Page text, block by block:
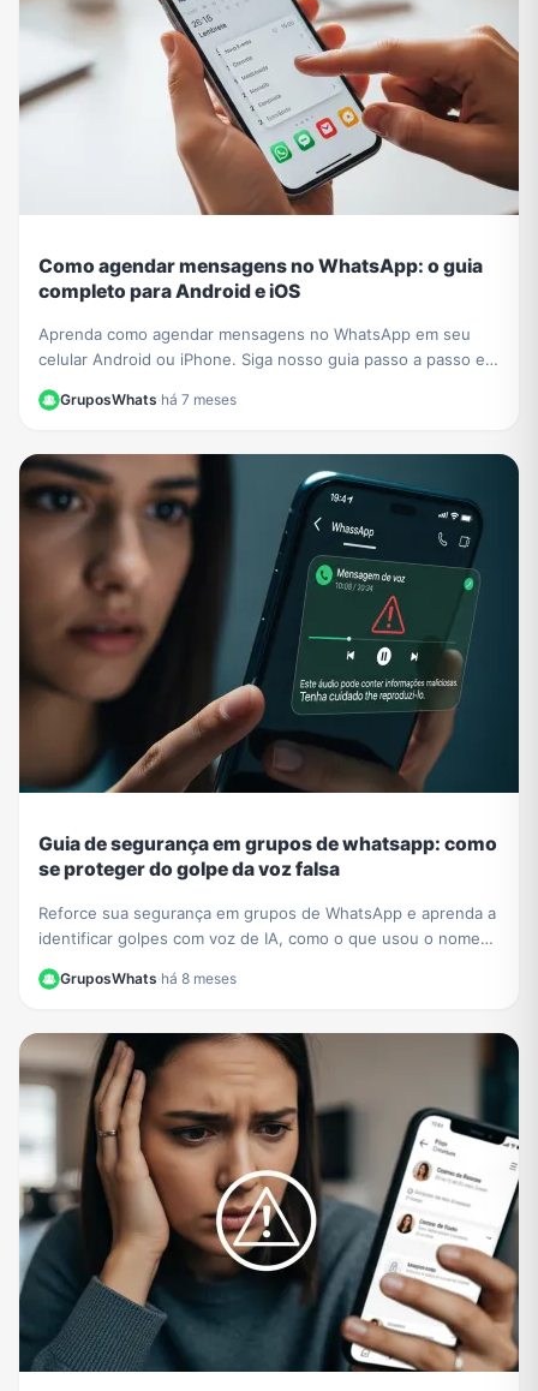
Como agendar mensagens no WhatsApp: o guia
completo para Android e iOS
Aprenda como agendar mensagens no WhatsApp em seu
celular Android ou iPhone. Siga nosso guia passo a passo e
nunca mais se esqueça de um recado importante!
GruposWhats·há 7 meses
Guia de segurança em grupos de whatsapp: como
se proteger do golpe da voz falsa
Reforce sua segurança em grupos de WhatsApp e aprenda a
identificar golpes com voz de IA, como o que usou o nome
GruposWhats·há 8 meses